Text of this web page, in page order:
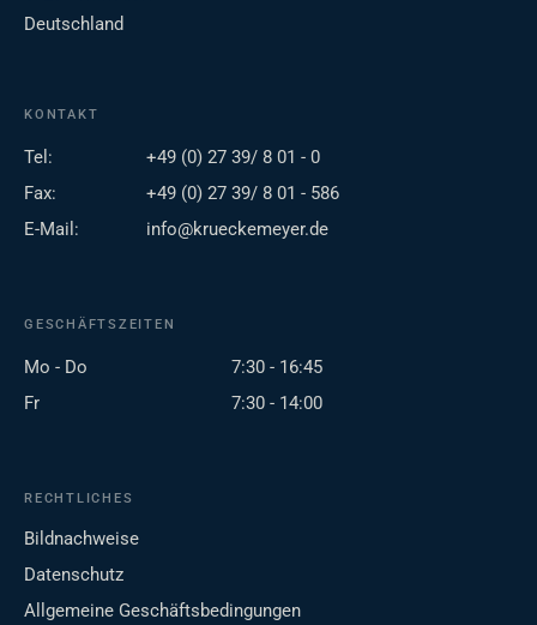
Deutschland
KONTAKT
Tel:
+49 (0) 27 39/ 8 01 - 0
Fax:
+49 (0) 27 39/ 8 01 - 586
E-Mail:
info@krueckemeyer.de
GESCHÄFTSZEITEN
Mo - Do
7:30 - 16:45
Fr
7:30 - 14:00
RECHTLICHES
Bildnachweise
Datenschutz
Allgemeine Geschäftsbedingungen